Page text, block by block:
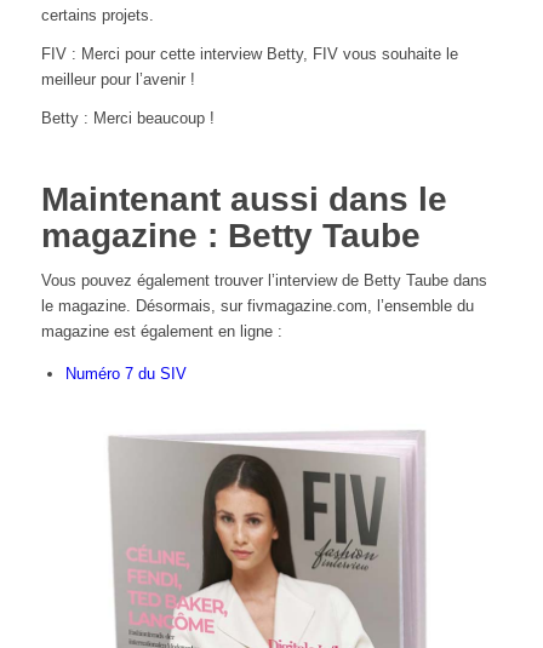
certains projets.
FIV : Merci pour cette interview Betty, FIV vous souhaite le
meilleur pour l’avenir !
Betty : Merci beaucoup !
Maintenant aussi dans le
magazine : Betty Taube
Vous pouvez également trouver l’interview de Betty Taube dans
le magazine. Désormais, sur fivmagazine.com, l’ensemble du
magazine est également en ligne :
Numéro 7 du SIV